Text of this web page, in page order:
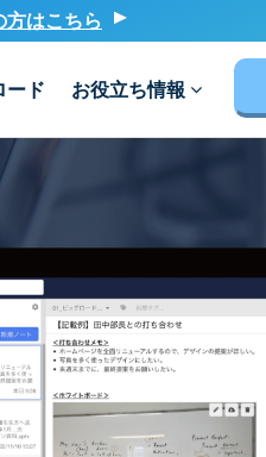
方はこちら
ード お役立ち情報